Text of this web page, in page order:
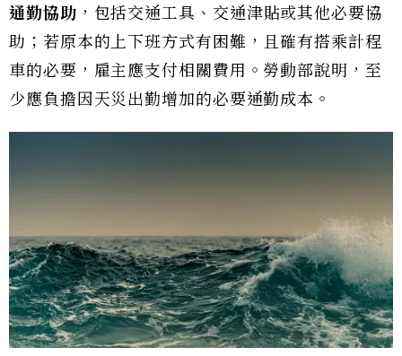
通勤協助 ，包括交通工具、交通津貼或其他必要協
助；若原本的上下班方式有困難，且確有搭乘計程
車的必要，雇主應支付相關費用。勞動部說明，至
少應負擔因天災出勤增加的必要通勤成本。